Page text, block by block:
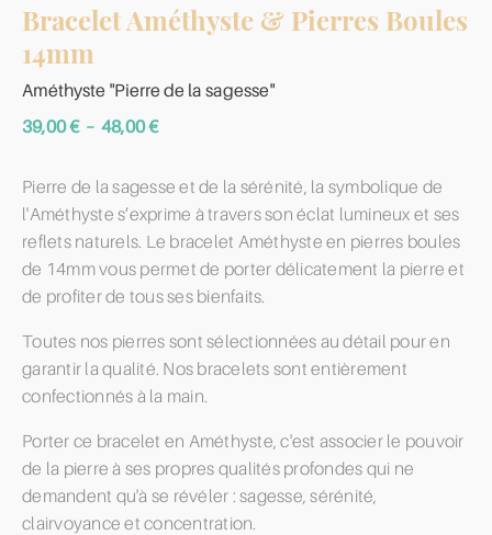
Bracelet Améthyste & Pierres Boules
14mm
Améthyste "Pierre de la sagesse"
39,00€ – 48,00€Plage
prix :
39,00 €
à
48,00 €
Pierre de la sagesse et de la sérénité, la symbolique de
l'Améthyste s’exprime à travers son éclat lumineux et ses
reflets naturels. Le bracelet Améthyste en pierres boules
de 14mm vous permet de porter délicatement la pierre et
de profiter de tous ses bienfaits.
Toutes nos pierres sont sélectionnées au détail pour en
garantir la qualité. Nos bracelets sont entièrement
confectionnés à la main.
Porter ce bracelet en Améthyste, c'est associer le pouvoir
de la pierre à ses propres qualités profondes qui ne
demandent qu'à se révéler : sagesse, sérénité,
clairvoyance et concentration.